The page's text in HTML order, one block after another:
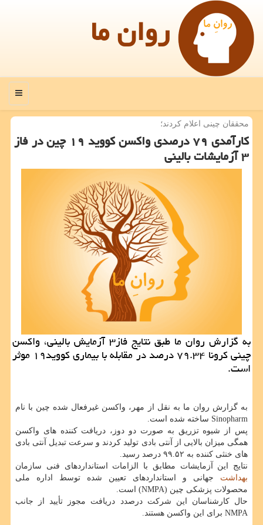
روان ما
منو
محققان چینی اعلام كردند؛
كارآمدی ۷۹ درصدی واكسن كووید ۱۹ چین در فاز
۳ آزمایشات بالینی
به گزارش روان ما طبق نتایج فاز۳ آزمایش بالینی، واکسن
چینی کرونا ۷۹.۳۴ درصد در مقابله با بیماری کووید۱۹ موثر
است.
به گزارش روان ما به نقل از مهر، واکسن غیرفعال شده چین با نام
Sinopharm ساخته شده است.
پس از شیوه تزریق به صورت دو دوز، دریافت کننده های واکسن
همگی میزان بالایی از آنتی بادی تولید کردند و سرعت تبدیل آنتی بادی
های خنثی کننده به ۹۹.۵۲ درصد رسید.
نتایج این آزمایشات مطابق با الزامات استانداردهای فنی سازمان
بهداشت جهانی و استانداردهای تعیین شده توسط اداره ملی
محصولات پزشکی چین (NMPA) است.
حال کارشناسان این شرکت درصدد دریافت مجوز تأیید از جانب
NMPA برای این واکسن هستند.